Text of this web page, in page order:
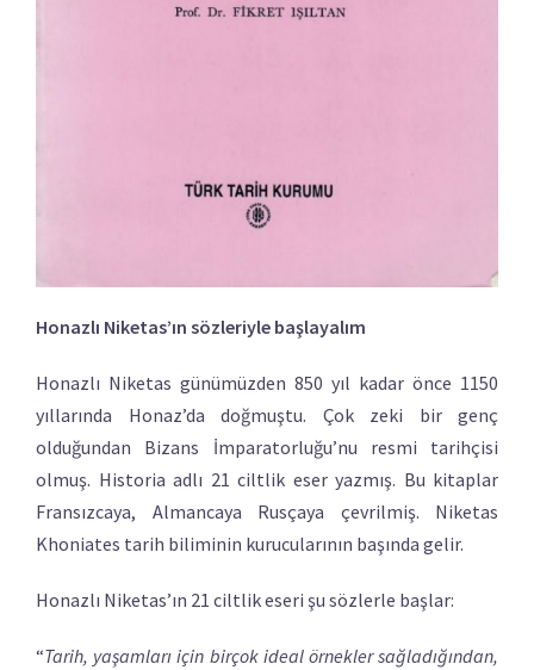
Honazlı Niketas’ın sözleriyle başlayalım
Honazlı Niketas günümüzden 850 yıl kadar önce 1150
yıllarında Honaz’da doğmuştu. Çok zeki bir genç
olduğundan Bizans İmparatorluğu’nu resmi tarihçisi
olmuş. Historia adlı 21 ciltlik eser yazmış. Bu kitaplar
Fransızcaya, Almancaya Rusçaya çevrilmiş. Niketas
Khoniates tarih biliminin kurucularının başında gelir.
Honazlı Niketas’ın 21 ciltlik eseri şu sözlerle başlar:
“Tarih, yaşamları için birçok ideal örnekler sağladığından,